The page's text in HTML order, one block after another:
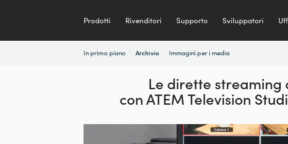
Prodotti Rivenditori Supporto Sviluppatori
In primo piano Archivio Immagini per i media
Le dirette streaming
conATEM Television